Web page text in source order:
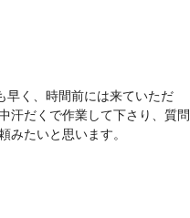
早く、時間前には来ていただ
汗だくで作業して下さり、質問
みたいと思います。